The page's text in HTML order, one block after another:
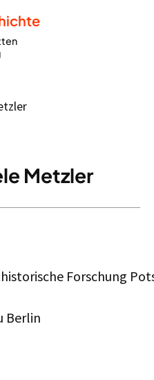
Metzler
Forschung
Berlin